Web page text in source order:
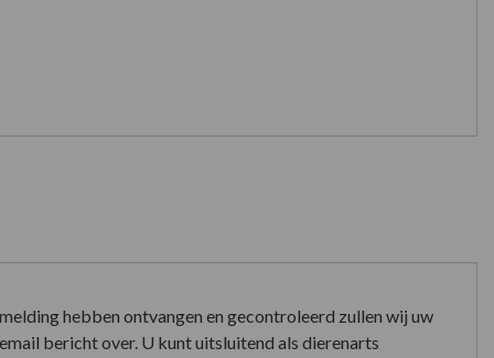
hebben ontvangen en gecontroleerd zullen wij uw
bericht over. U kunt uitsluitend als dierenarts